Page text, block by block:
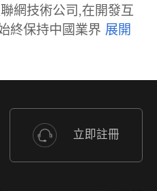
網技術公司,在開發互
終保持中國業界
立即註冊